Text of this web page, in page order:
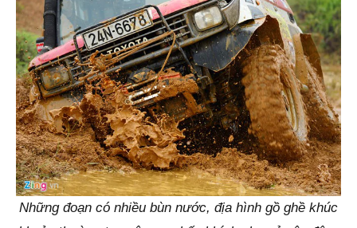
Những đoạn có nhiều bùn nước, địa hình gồ ghề khúc